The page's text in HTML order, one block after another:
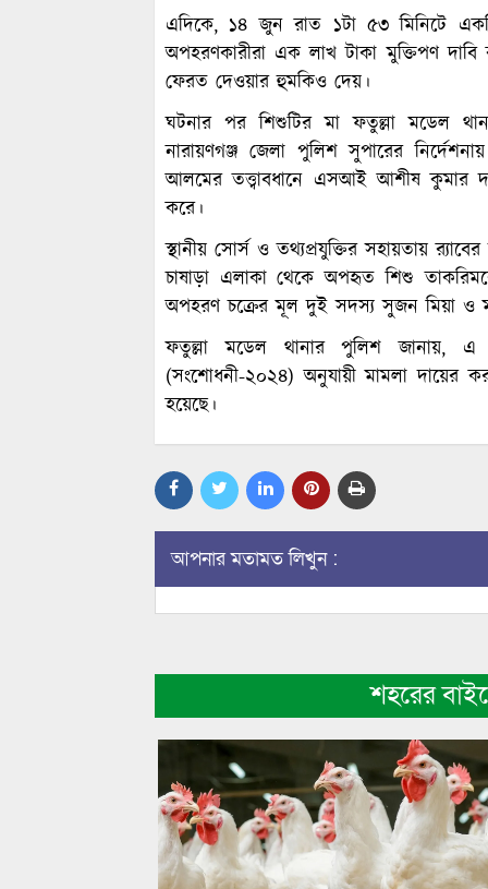
এদিকে, ১৪ জুন রাত ১টা ৫৩ মিনিটে
অপহরণকারীরা এক লাখ টাকা মুক্তিপণ
ফেরত দেওয়ার হুমকিও দেয়।
ঘটনার পর শিশুটির মা ফতুল্লা মডেল
নারায়ণগঞ্জ জেলা পুলিশ সুপারের
আলমের তত্ত্বাবধানে এসআই আশীষ কুমার
করে।
স্থানীয় সোর্স ও তথ্যপ্রযুক্তির সহায়তায়
চাষাড়া এলাকা থেকে অপহৃত শিশু
অপহরণ চক্রের মূল দুই সদস্য সুজন মিয়া ও
ফতুল্লা মডেল থানার পুলিশ জানায়,
(সংশোধনী-২০২৪) অনুযায়ী মামলা দায়ের
হয়েছে।
আপনার মতামত লিখুন :
শহরের